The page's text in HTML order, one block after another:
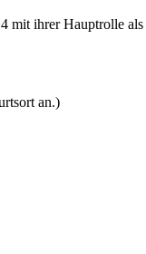
mit ihrer Hauptrolle als
an.)